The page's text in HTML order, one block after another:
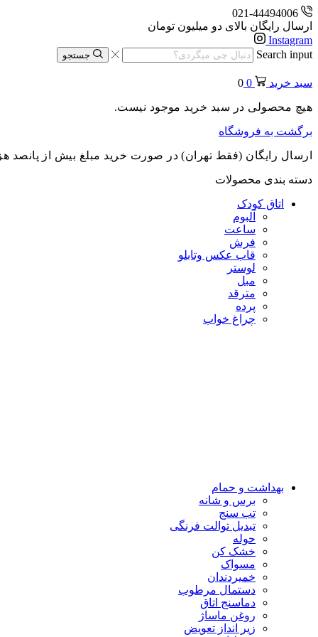
021-44494006
ارسال رایگان بالای دو میلیون تومان
Instagram
Search input
جستجو
سبد خرید 0
0
هیچ محصولی در سبد خرید موجود نیست.
برگشت به فروشگاه
ارسال رایگان (فقط تهران) در صورت خرید مبلغ بیش از پانصد
دسته بندی محصولات
اتاق کودک
آلبوم
ساعت
فرش
قاب عکس وتابلو
لوستر
مبل
مترقد
پرده
چراغ خواب
بهداشت و حمام
برس و شانه
تب سنج
تبدیل توالت فرنگی
حوله
خشک کن
مسواک
خمیردندان
دستمال مرطوب
دماسنج اتاق
روغن ماساژ
زیر انداز تعویض